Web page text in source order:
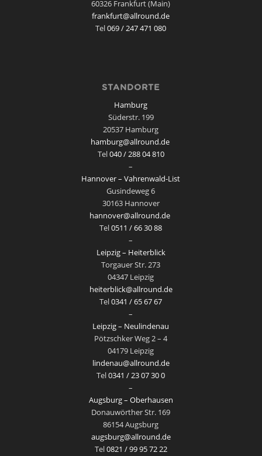
60326 Frankfurt (Main)
frankfurt@allround.de
Tel069 / 247 471 080
STANDORTE
Hamburg
Süderstr. 199
20537 Hamburg
hamburg@allround.de
Tel040 / 288 04 810
–
Hannover – Vahrenwald-List
Gusindeweg 6
30163 Hannover
hannover@allround.de
Tel0511 / 66 30 88
–
Leipzig – Heiterblick
Torgauer Str. 273
04347 Leipzig
heiterblick@allround.de
Tel0341 / 65 67 67
–
Leipzig – Neulindenau
Pötzschker Weg 2 – 4
04179 Leipzig
lindenau@allround.de
Tel0341 / 23 07 30 0
–
Augsburg – Oberhausen
Donauwörther Str. 169
86154 Augsburg
augsburg@allround.de
Tel0821 / 99 95 72 22